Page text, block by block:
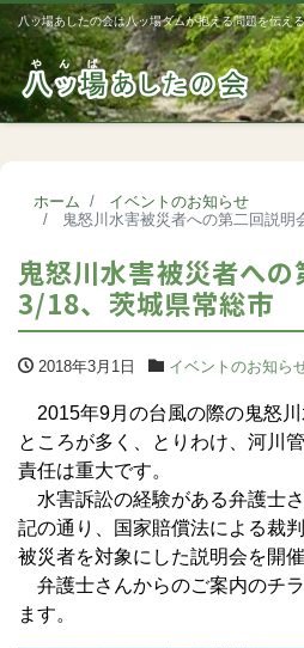
八ッ場あしたの会は八ッ場ダムが抱える問題を伝え
ホーム
イベントのお知らせ
鬼怒川水害被災者への第二回説明
鬼怒川水害被災者へ
3/18、茨城県常総市
2018年3月1日 イベントのお知ら
2015年9月の台風の際の鬼怒
ところが多く、とりわけ、河川
責任は重大です。
水害訴訟の経験がある弁護士
記の通り、国家賠償法による裁
被災者を対象にした説明会を開催
弁護士さんからのご案内のチ
ます。